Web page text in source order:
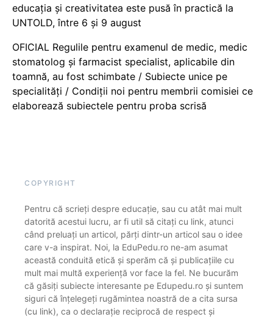
educația și creativitatea este pusă în practică la
UNTOLD, între 6 și 9 august
OFICIAL Regulile pentru examenul de medic, medic
stomatolog și farmacist specialist, aplicabile din
toamnă, au fost schimbate / Subiecte unice pe
specialități / Condiții noi pentru membrii comisiei ce
elaborează subiectele pentru proba scrisă
COPYRIGHT
Pentru că scrieți despre educație, sau cu atât mai mult
datorită acestui lucru, ar fi util să citați cu link, atunci
când preluați un articol, părți dintr-un articol sau o idee
care v-a inspirat. Noi, la EduPedu.ro ne-am asumat
această conduită etică și sperăm că și publicațiile cu
mult mai multă experiență vor face la fel. Ne bucurăm
că găsiți subiecte interesante pe Edupedu.ro și suntem
siguri că înțelegeți rugămintea noastră de a cita sursa
(cu link), ca o declarație reciprocă de respect și